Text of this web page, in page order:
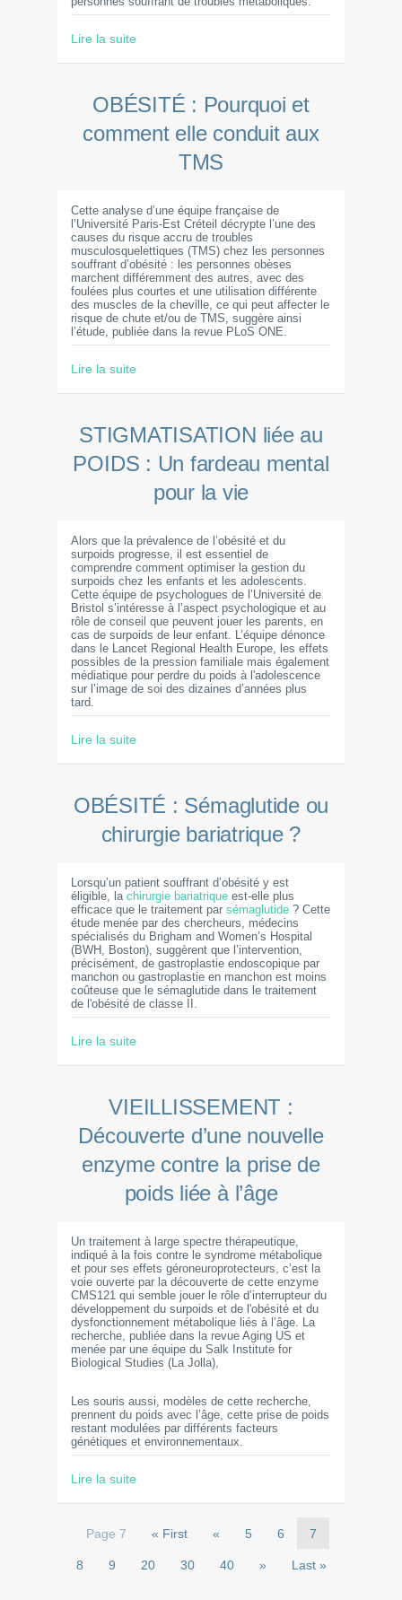
Lire la suite
OBÉSITÉ : Pourquoi et
comment elle conduit aux
TMS
Cette analyse d’une équipe française de
l’Université Paris-Est Créteil décrypte l’une des
causes du risque accru de troubles
musculosquelettiques (TMS) chez les personnes
souffrant d’obésité : les personnes obèses
marchent différemment des autres, avec des
foulées plus courtes et une utilisation différente
des muscles de la cheville, ce qui peut affecter le
risque de chute et/ou de TMS, suggère ainsi
l’étude, publiée dans la revue PLoS ONE.
Lire la suite
STIGMATISATION liée au
POIDS : Un fardeau mental
pour la vie
Alors que la prévalence de l’obésité et du
surpoids progresse, il est essentiel de
comprendre comment optimiser la gestion du
surpoids chez les enfants et les adolescents.
Cette équipe de psychologues de l’Université de
Bristol s’intéresse à l’aspect psychologique et au
rôle de conseil que peuvent jouer les parents, en
cas de surpoids de leur enfant. L’équipe dénonce
dans le Lancet Regional Health Europe, les effets
possibles de la pression familiale mais également
médiatique pour perdre du poids à l'adolescence
sur l’image de soi des dizaines d’années plus
tard.
Lire la suite
OBÉSITÉ : Sémaglutide ou
chirurgie bariatrique ?
Lorsqu’un patient souffrant d’obésité y est
éligible, la chirurgie bariatrique est-elle plus
efficace que le traitement par sémaglutide ? Cette
étude menée par des chercheurs, médecins
spécialisés du Brigham and Women’s Hospital
(BWH, Boston), suggèrent que l’intervention,
précisément, de gastroplastie endoscopique par
manchon ou gastroplastie en manchon est moins
coûteuse que le sémaglutide dans le traitement
de l'obésité de classe II.
Lire la suite
VIEILLISSEMENT :
Découverte d’une nouvelle
enzyme contre la prise de
poids liée à l’âge
Un traitement à large spectre thérapeutique,
indiqué à la fois contre le syndrome métabolique
et pour ses effets géroneuroprotecteurs, c’est la
voie ouverte par la découverte de cette enzyme
CMS121 qui semble jouer le rôle d’interrupteur du
développement du surpoids et de l'obésité et du
dysfonctionnement métabolique liés à l’âge. La
recherche, publiée dans la revue Aging US et
menée par une équipe du Salk Institute for
Biological Studies (La Jolla),
Les souris aussi, modèles de cette recherche,
prennent du poids avec l’âge, cette prise de poids
restant modulées par différents facteurs
génétiques et environnementaux.
Lire la suite
Page 7 « First « 5 6 7
8 9 20 30 40 » Last »